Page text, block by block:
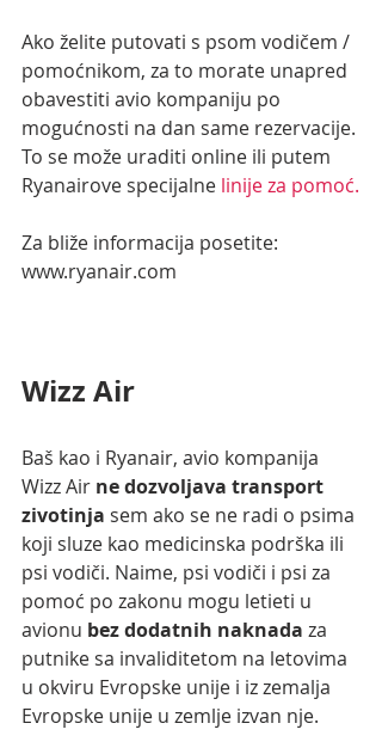
Ako želite putovati s psom vodičem /
pomoćnikom, za to morate unapred
obavestiti avio kompaniju po
mogućnosti na dan same rezervacije.
To se može uraditi online ili putem
Ryanairove specijalne linije za pomoć.
Za bliže informacija posetite:
www.ryanair.com
Wizz Air
Baš kao i Ryanair, avio kompanija
Wizz Air ne dozvoljava transport
zivotinja sem ako se ne radi o psima
koji sluze kao medicinska podrška ili
psi vodiči. Naime, psi vodiči i psi za
pomoć po zakonu mogu letieti u
avionu bez dodatnih naknada za
putnike sa invaliditetom na letovima
u okviru Evropske unije i iz zemalja
Evropske unije u zemlje izvan nje.